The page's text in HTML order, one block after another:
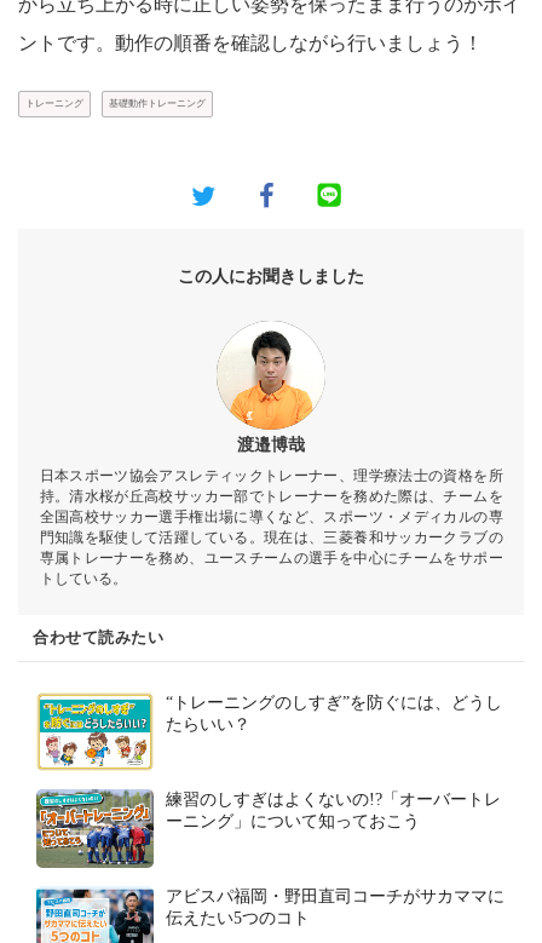
から立ち上がる時に正しい姿勢を保ったまま行うのがポイ
ントです。動作の順番を確認しながら行いましょう！
トレーニング 基礎動作トレーニング
この人にお聞きしました
渡邉博哉
日本スポーツ協会アスレティックトレーナー、理学療法士の資格を所
持。清水桜が丘高校サッカー部でトレーナーを務めた際は、チームを
全国高校サッカー選手権出場に導くなど、スポーツ・メディカルの専
門知識を駆使して活躍している。現在は、三菱養和サッカークラブの
専属トレーナーを務め、ユースチームの選手を中心にチームをサポー
トしている。
合わせて読みたい
“トレーニングのしすぎ”を防ぐには、どうし
たらいい？
練習のしすぎはよくないの!?「オーバートレ
ーニング」について知っておこう
アビスパ福岡・野田直司コーチがサカママに
伝えたい5つのコト